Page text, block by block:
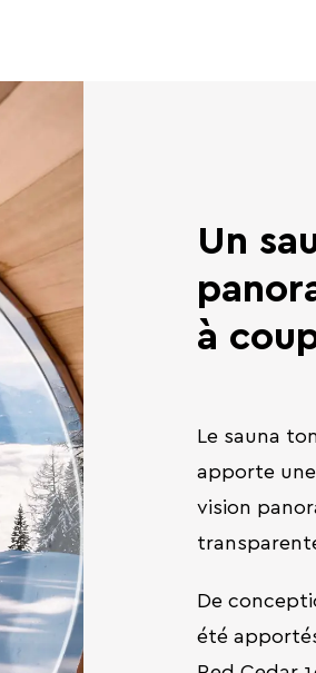
Un
à
Le sauna
apporte
vision
De
été